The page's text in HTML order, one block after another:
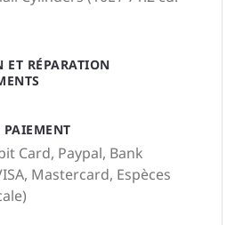
ET RÉPARATION
PAIEMENT
Card, Paypal, Bank
Mastercard, Espèces